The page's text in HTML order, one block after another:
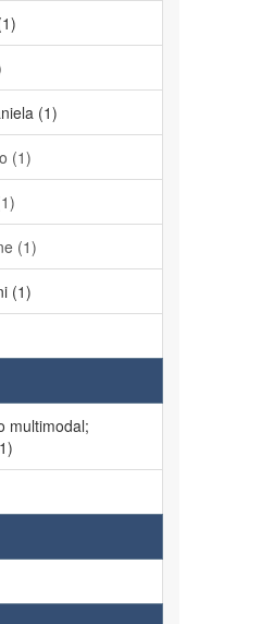
(1)
(1)
(1)
(1)
multimodal;